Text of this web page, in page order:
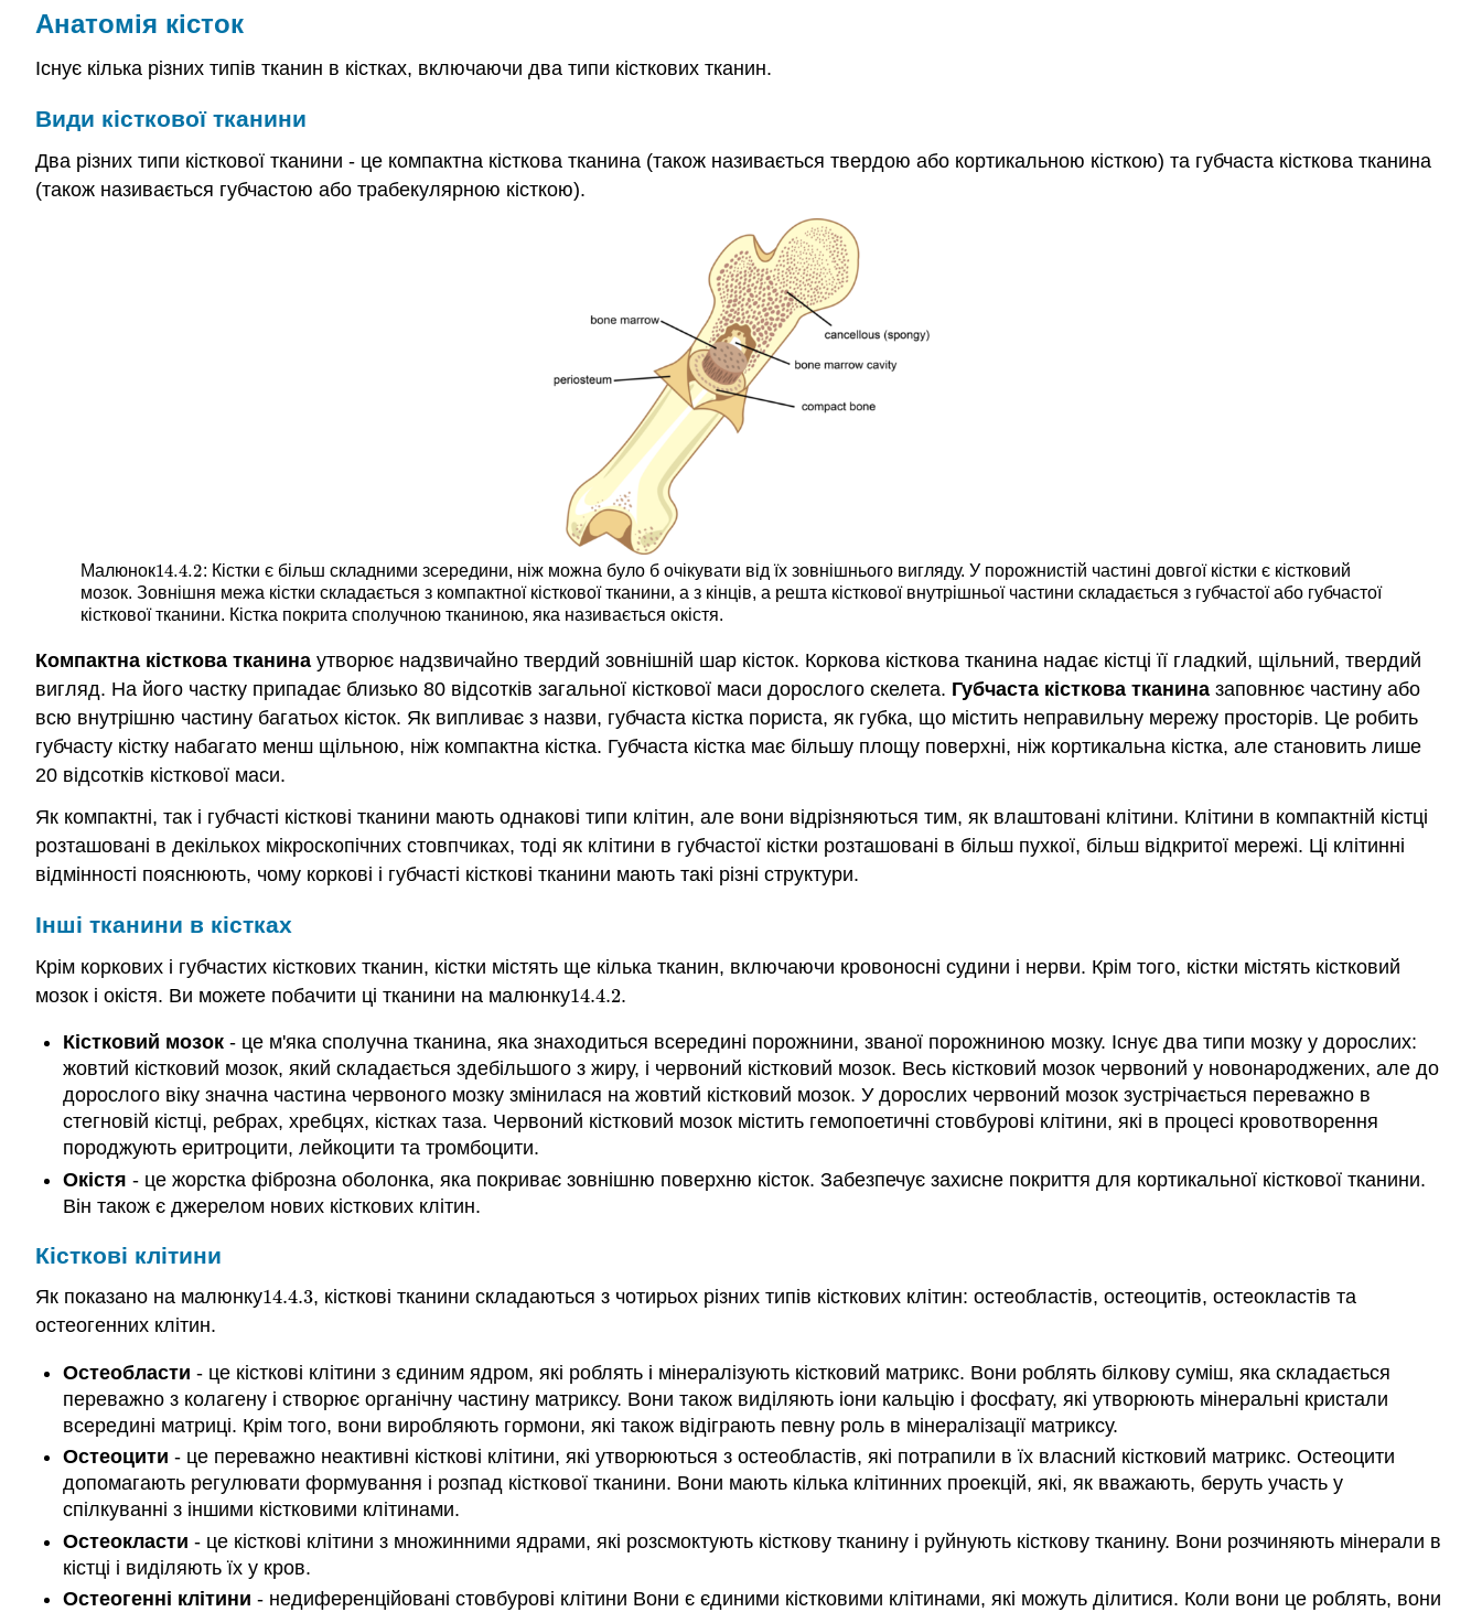
більше
Анатомія кісток
Існує кілька різних типів тканин в кістках, включаючи два типи кісткових тканин.
Види кісткової тканини
Два різних типи кісткової тканини - це компактна кісткова тканина (також називається твердою або кортикальною кісткою) та губчаста кісткова тканина
(також називається губчастою або трабекулярною кісткою).
Малюнок14.4.2
14.4.2: Кістки є більш складними зсередини, ніж можна було б очікувати від їх зовнішнього вигляду. У порожнистій частині довгої кістки є кістковий
мозок. Зовнішня межа кістки складається з компактної кісткової тканини, а з кінців, а решта кісткової внутрішньої частини складається з губчастої або губчастої
кісткової тканини. Кістка покрита сполучною тканиною, яка називається окістя.
Компактна кісткова тканина утворює надзвичайно твердий зовнішній шар кісток. Коркова кісткова тканина надає кістці її гладкий, щільний, твердий
вигляд. На його частку припадає близько 80 відсотків загальної кісткової маси дорослого скелета. Губчаста кісткова тканина заповнює частину або
всю внутрішню частину багатьох кісток. Як випливає з назви, губчаста кістка пориста, як губка, що містить неправильну мережу просторів. Це робить
губчасту кістку набагато менш щільною, ніж компактна кістка. Губчаста кістка має більшу площу поверхні, ніж кортикальна кістка, але становить лише
20 відсотків кісткової маси.
Як компактні, так і губчасті кісткові тканини мають однакові типи клітин, але вони відрізняються тим, як влаштовані клітини. Клітини в компактній кістці
розташовані в декількох мікроскопічних стовпчиках, тоді як клітини в губчастої кістки розташовані в більш пухкої, більш відкритої мережі. Ці клітинні
відмінності пояснюють, чому коркові і губчасті кісткові тканини мають такі різні структури.
Інші тканини в кістках
Крім коркових і губчастих кісткових тканин, кістки містять ще кілька тканин, включаючи кровоносні судини і нерви. Крім того, кістки містять кістковий
мозок і окістя. Ви можете побачити ці тканини на малюнку14.4.2
14.4.2.
Кістковий мозок- це м'яка сполучна тканина, яка знаходиться всередині порожнини, званої порожниною мозку. Існує два типи мозку у дорослих:
жовтий кістковий мозок, який складається здебільшого з жиру, і червоний кістковий мозок. Весь кістковий мозок червоний у новонароджених, але до
дорослого віку значна частина червоного мозку змінилася на жовтий кістковий мозок. У дорослих червоний мозок зустрічається переважно в
стегновій кістці, ребрах, хребцях, кістках таза. Червоний кістковий мозок містить гемопоетичні стовбурові клітини, які в процесі кровотворення
породжують еритроцити, лейкоцити та тромбоцити.
Окістя - це жорстка фіброзна оболонка, яка покриває зовнішню поверхню кісток. Забезпечує захисне покриття для кортикальної кісткової тканини.
Він також є джерелом нових кісткових клітин.
Кісткові клітини
Як показано на малюнку14.4.3
14.4.3, кісткові тканини складаються з чотирьох різних типів кісткових клітин: остеобластів, остеоцитів, остеокластів та
остеогенних клітин.
Остеобласти - це кісткові клітини з єдиним ядром, які роблять і мінералізують кістковий матрикс. Вони роблять білкову суміш, яка складається
переважно з колагену і створює органічну частину матриксу. Вони також виділяють іони кальцію і фосфату, які утворюють мінеральні кристали
всередині матриці. Крім того, вони виробляють гормони, які також відіграють певну роль в мінералізації матриксу.
Остеоцити - це переважно неактивні кісткові клітини, які утворюються з остеобластів, які потрапили в їх власний кістковий матрикс. Остеоцити
допомагають регулювати формування і розпад кісткової тканини. Вони мають кілька клітинних проекцій, які, як вважають, беруть участь у
спілкуванні з іншими кістковими клітинами.
Остеокласти - це кісткові клітини з множинними ядрами, які розсмоктують кісткову тканину і руйнують кісткову тканину. Вони розчиняють мінерали в
кістці і виділяють їх у кров.
Остеогенні клітини - недиференційовані стовбурові клітини Вони є єдиними кістковими клітинами, які можуть ділитися. Коли вони це роблять, вони